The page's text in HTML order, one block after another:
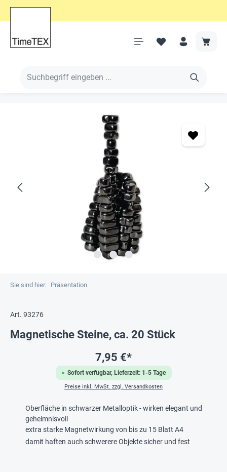
Sie sind hier: Präsentation
Art. 93276
Magnetische Steine, ca. 20 Stück
Sofort verfügbar, Lieferzeit: 1-5 Tage
7,95 €*
Preise inkl. MwSt. zzgl. Versandkosten
Oberfläche in schwarzer Metalloptik - wirken elegant und
geheimnisvoll
extra starke Magnetwirkung von bis zu 15 Blatt A4
damit haften auch schwerere Objekte sicher und fest